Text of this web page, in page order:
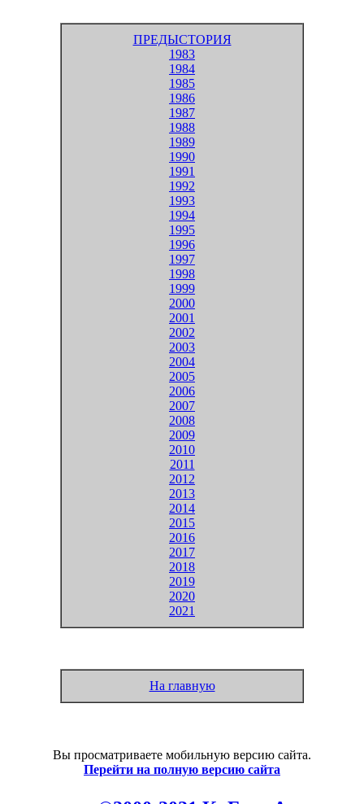
ПРЕДЫСТОРИЯ
1983
1984
1985
1986
1987
1988
1989
1990
1991
1992
1993
1994
1995
1996
1997
1998
1999
2000
2001
2002
2003
2004
2005
2006
2007
2008
2009
2010
2011
2012
2013
2014
2015
2016
2017
2018
2019
2020
2021
На главную
Вы просматриваете мобильную версию сайта.
Перейти на полную версию сайта